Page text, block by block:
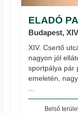
ELADÓ
Budapest,
XIV. Csertő
nagyon jól
sportpálya pár
emeletén,
Belső